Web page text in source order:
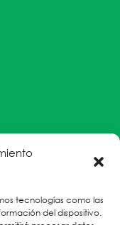
tecnologías como las
del dispositivo.
con la
personas
y/o